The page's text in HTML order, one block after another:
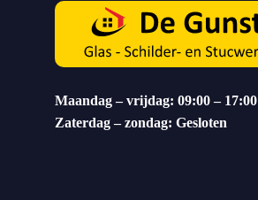
Maandag – vrijdag: 09:00 – 17:00
Zaterdag – zondag: Gesloten